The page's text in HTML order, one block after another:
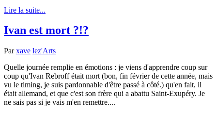
Lire la suite...
Ivan est mort ?!?
Parxave lez'Arts
Quelle journée remplie en émotions : je viens d'apprendre coup sur
coup qu'Ivan Rebroff était mort (bon, fin février de cette année, mais
vu le timing, je suis pardonnable d'être passé à côté.) qu'en fait, il
était allemand, et que c'est son frère qui a abattu Saint-Exupéry. Je
ne sais pas si je vais m'en remettre....